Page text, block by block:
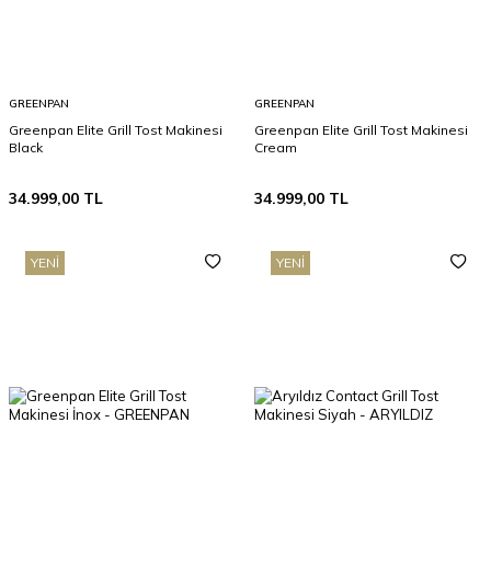
GREENPAN
Greenpan Elite Grill Tost Makinesi
Black
34.999,00 TL
GREENPAN
Greenpan Elite Grill Tost Makinesi
Cream
34.999,00 TL
YENI YENI